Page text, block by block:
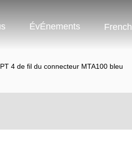
ÉvÉnements French
4 de fil du connecteur MTA100 bleu